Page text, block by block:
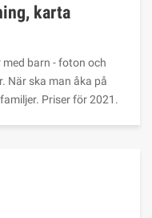
karta
barn - foton och
När ska man åka på
Priser för 2021.